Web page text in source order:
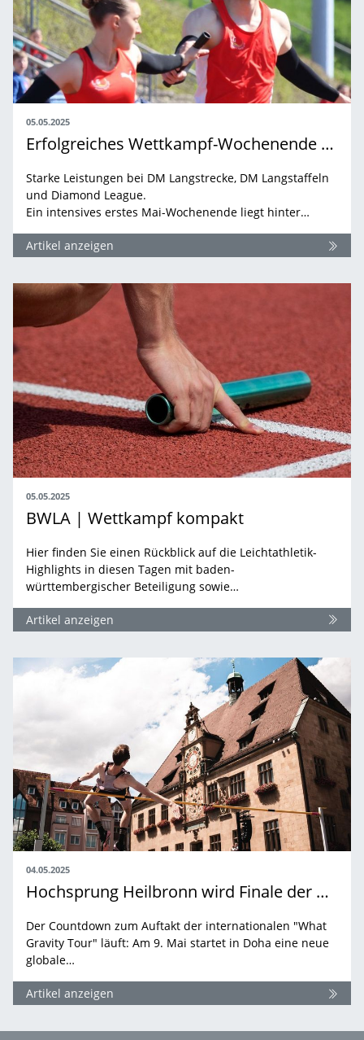
05.05.2025
Erfolgreiches Wettkampf-Wochenende für unsere BW-Athletinnen und Athleten
Starke Leistungen bei DM Langstrecke, DM Langstaffeln
und Diamond League.
Ein intensives erstes Mai-Wochenende liegt hinter…
Artikel anzeigen
05.05.2025
BWLA | Wettkampf kompakt
Hier finden Sie einen Rückblick auf die Leichtathletik-
Highlights in diesen Tagen mit baden-
württembergischer Beteiligung sowie…
Artikel anzeigen
04.05.2025
Hochsprung Heilbronn wird Finale der neuen globalen Hochsprungserie
Der Countdown zum Auftakt der internationalen "What
Gravity Tour" läuft: Am 9. Mai startet in Doha eine neue
globale…
Artikel anzeigen